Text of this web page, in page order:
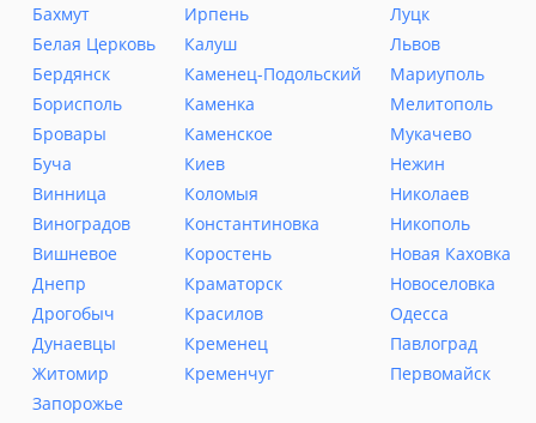
Бахмут
Белая Церковь
Бердянск
Борисполь
Бровары
Буча
Винница
Виноградов
Вишневое
Днепр
Дрогобыч
Дунаевцы
Житомир
Запорожье
Ирпень
Калуш
Каменец-Подольский
Каменка
Каменское
Киев
Коломыя
Константиновка
Коростень
Краматорск
Красилов
Кременец
Кременчуг
Луцк
Львов
Мариуполь
Мелитополь
Мукачево
Нежин
Николаев
Никополь
Новая Каховка
Новоселовка
Одесса
Павлоград
Первомайск